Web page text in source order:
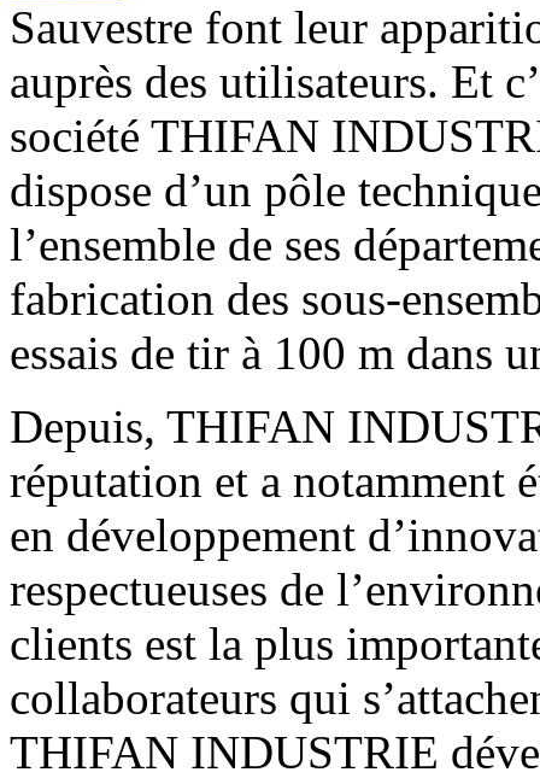
Sauvestre font leur
auprès des utilisateurs. Et
société THIFAN
dispose d’un pôle
l’ensemble de ses
fabrication des sous-
essais de tir à 100 m dans
Depuis, THIFAN
réputation et a notamment
en développement
respectueuses de
clients est la plus
collaborateurs qui
THIFAN INDUSTRIE